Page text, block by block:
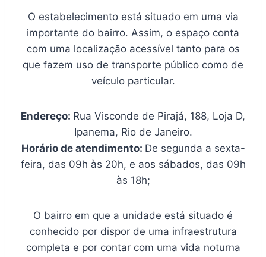
O estabelecimento está situado em uma via
importante do bairro. Assim, o espaço conta
com uma localização acessível tanto para os
que fazem uso de transporte público como de
veículo particular.
Endereço: Rua Visconde de Pirajá, 188, Loja D,
Ipanema, Rio de Janeiro.
Horário de atendimento: De segunda a sexta-
feira, das 09h às 20h, e aos sábados, das 09h
às 18h;
O bairro em que a unidade está situado é
conhecido por dispor de uma infraestrutura
completa e por contar com uma vida noturna